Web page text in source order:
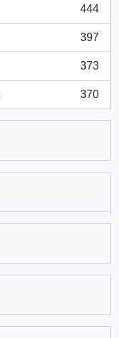
444
397
373
370